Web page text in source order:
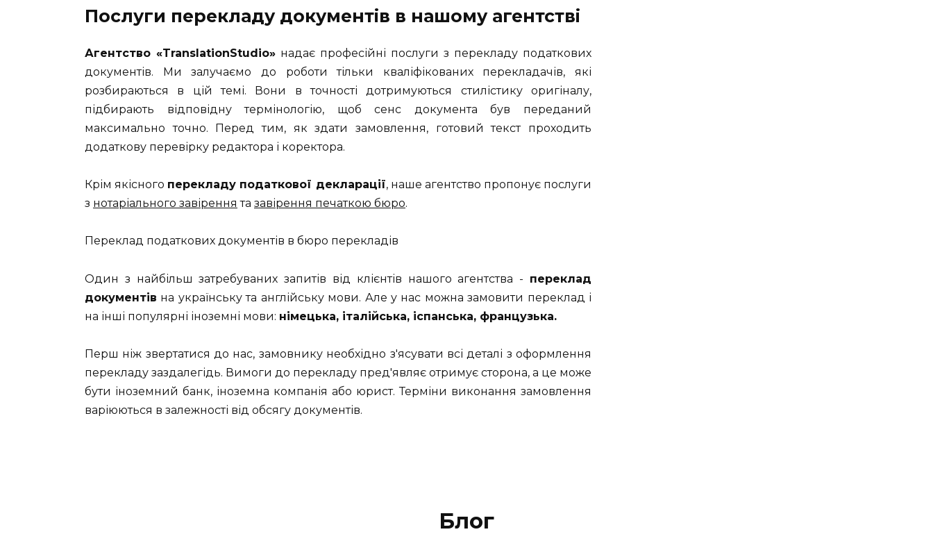
Послуги перекладу документів в нашому агентстві
Агентство «TranslationStudio» надає професійні послуги з перекладу податкових
документів. Ми залучаємо до роботи тільки кваліфікованих перекладачів, які
розбираються в цій темі. Вони в точності дотримуються стилістику оригіналу,
підбирають відповідну термінологію, щоб сенс документа був переданий
максимально точно. Перед тим, як здати замовлення, готовий текст проходить
додаткову перевірку редактора і коректора.
Крім якісного перекладу податкової декларації, наше агентство пропонує послуги
з нотаріального завірення та завірення печаткою бюро.
Переклад податкових документів в бюро перекладів
Один з найбільш затребуваних запитів від клієнтів нашого агентства - переклад
документів на українську та англійську мови. Але у нас можна замовити переклад і
на інші популярні іноземні мови: німецька, італійська, іспанська, французька.
Перш ніж звертатися до нас, замовнику необхідно з'ясувати всі деталі з оформлення
перекладу заздалегідь. Вимоги до перекладу пред'являє отримує сторона, а це може
бути іноземний банк, іноземна компанія або юрист. Терміни виконання замовлення
варіюються в залежності від обсягу документів.
Блог